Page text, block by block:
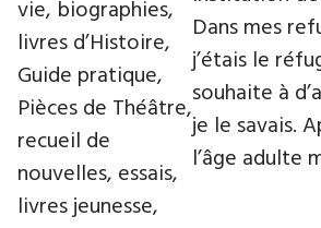
Dans mes
j’étais le
souhaite à
je le savais.
l’âge adulte
vie, biographies,
livres d’Histoire,
Guide pratique,
Pièces de Théâtre,
recueil de
nouvelles, essais,
livres jeunesse,